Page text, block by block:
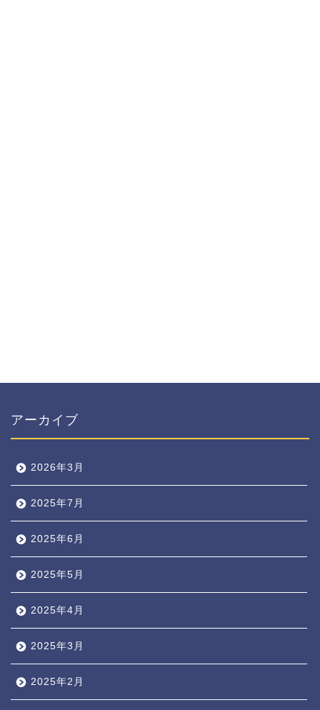
アーカイブ
2026年3月
2025年7月
2025年6月
2025年5月
2025年4月
2025年3月
2025年2月